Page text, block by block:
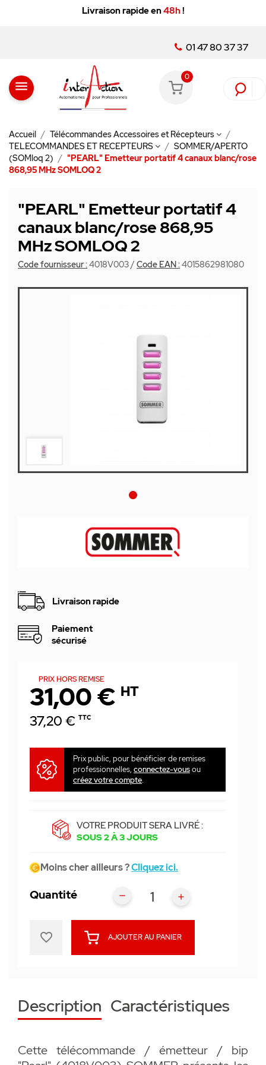
Livraison rapide en48h!
01 47 80 37 37
menu
0
Accueil
Télécommandes Accessoires et Récepteurs
TELECOMMANDES ET RECEPTEURS
SOMMER/APERTO
(SOMloq 2)
"PEARL" Emetteur portatif 4 canaux blanc/rose
868,95 MHz SOMLOQ 2
"PEARL" Emetteur portatif 4
canaux blanc/rose 868,95
MHz SOMLOQ 2
Code fournisseur :4018V003/ Code EAN :4015862981080
Livraison rapide
Paiement
sécurisé
PRIX HORS REMISE
31,00 € HT
37,20 € TTC
Prix public, pour bénéficier de remises
professionnelles, connectez-vousou
créez votre compte.
VOTRE PRODUIT SERA LIVRÉ :
SOUS 2 À 3 JOURS
Moins cher ailleurs ?Cliquez ici.
Quantité
AJOUTER AU PANIER
favorite_border
Description Caractéristiques
Cette télécommande / émetteur / bip